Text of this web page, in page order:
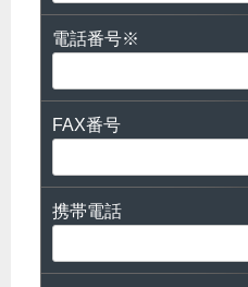
電話番号※
FAX番号
携帯電話